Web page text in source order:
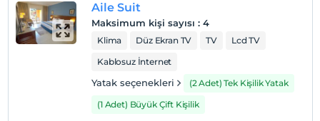
Aile Suit
Maksimum kişi sayısı : 4
Klima Düz Ekran TV TV
Lcd TV
Kablosuz İnternet
Yatak seçenekleri
(2 Adet) Tek Kişilik Yatak
(1 Adet) Büyük Çift Kişilik